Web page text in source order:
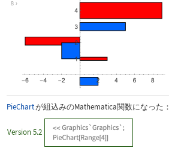
8
PieChartが組込みのMathematica関数になった：
Version 5.2